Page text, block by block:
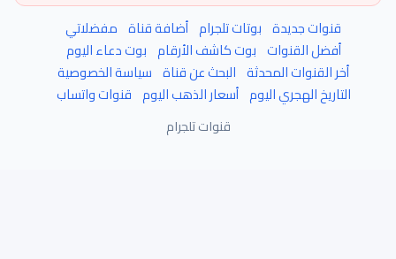
بوتات تلجرام أضافة قناة مفضلاتي
القنوات بوت كاشف الأرقام بوت دعاء اليوم
المحدثة البحث عن قناة سياسة الخصوصية
الهجري اليوم
أسعار الذهب اليوم قنوات واتساب